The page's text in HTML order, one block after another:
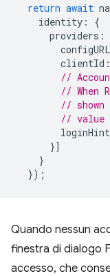
return await
identity :
{
providers :
configURL
clientId :
//
// When
//
// value
loginHint
}]
}
});
Quando nessun
finestra di dialogo
accesso, che